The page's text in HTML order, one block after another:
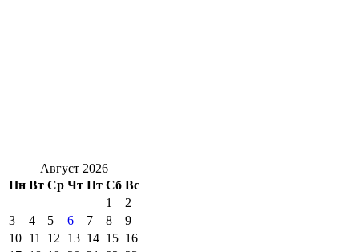
Август 2026
Пн Вт Ср Чт Пт Сб Вс
1
2
3
4 5 6 7 8
9
10 11 12 13 14 15 16